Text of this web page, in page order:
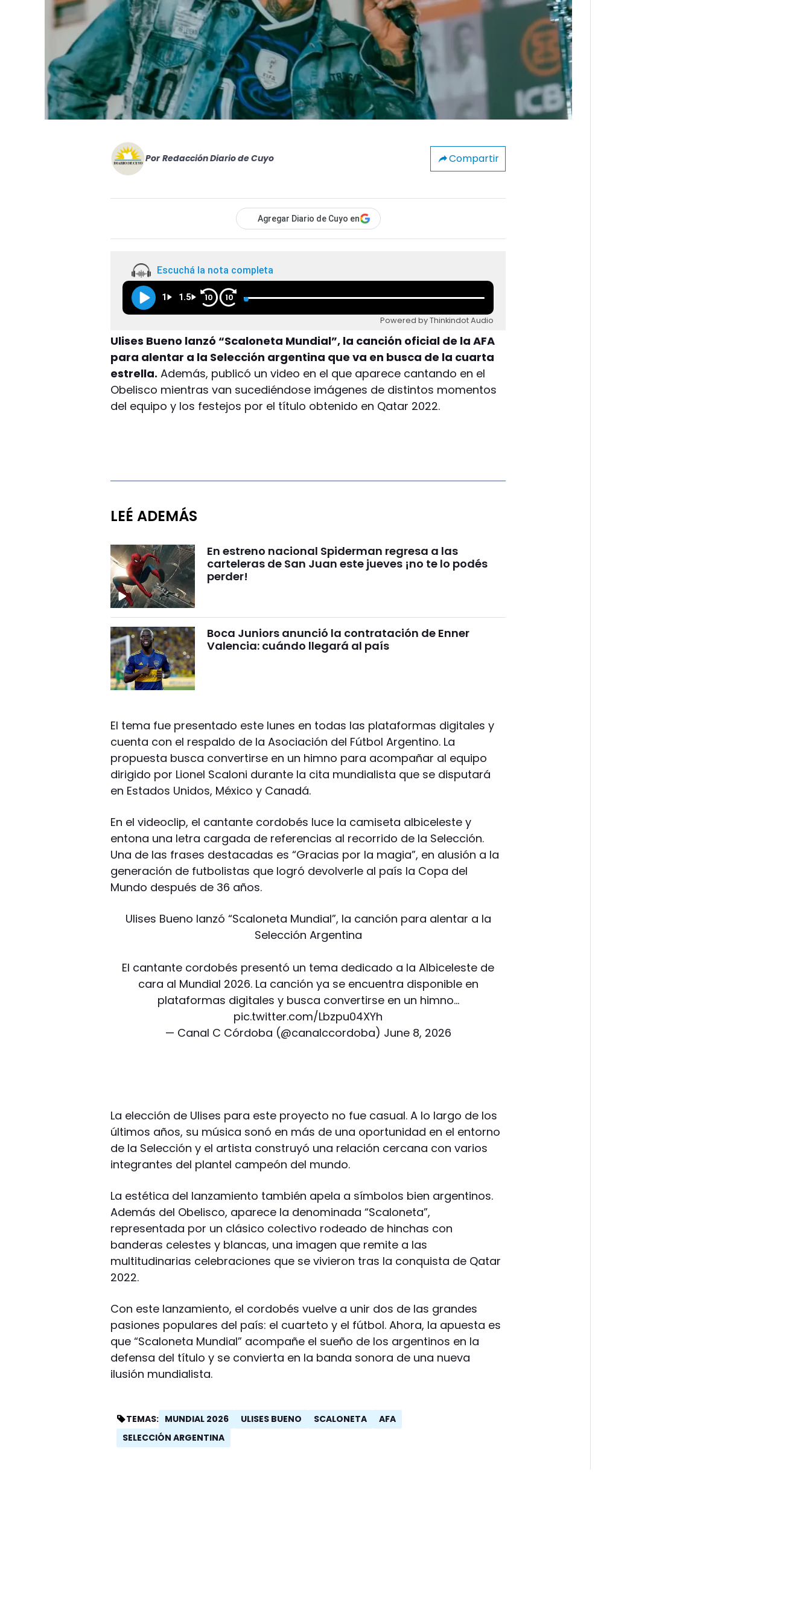
Por Redacción Diario de Cuyo Compartir
Agregar Diario de Cuyo en
Escuchá la nota completa
1 1.5 10 10
Powered by Thinkindot Audio
Ulises Bueno lanzó “Scaloneta Mundial”, la canción oficial de la AFA
para alentar a la Selección argentina que va en busca de la cuarta
estrella. Además, publicó un video en el que aparece cantando en el
Obelisco mientras van sucediéndose imágenes de distintos momentos
del equipo y los festejos por el título obtenido en Qatar 2022.
LEÉ ADEMÁS
En estreno nacional Spiderman regresa a las
carteleras de San Juan este jueves ¡no te lo podés
perder!
Boca Juniors anunció la contratación de Enner
Valencia: cuándo llegará al país
El tema fue presentado este lunes en todas las plataformas digitales y
cuenta con el respaldo de la Asociación del Fútbol Argentino. La
propuesta busca convertirse en un himno para acompañar al equipo
dirigido por Lionel Scaloni durante la cita mundialista que se disputará
en Estados Unidos, México y Canadá.
En el videoclip, el cantante cordobés luce la camiseta albiceleste y
entona una letra cargada de referencias al recorrido de la Selección.
Una de las frases destacadas es “Gracias por la magia”, en alusión a la
generación de futbolistas que logró devolverle al país la Copa del
Mundo después de 36 años.
Ulises Bueno lanzó “Scaloneta Mundial”, la canción para alentar a la
Selección Argentina
El cantante cordobés presentó un tema dedicado a la Albiceleste de
cara al Mundial 2026. La canción ya se encuentra disponible en
plataformas digitales y busca convertirse en un himno…
pic.twitter.com/Lbzpu04XYh
— Canal C Córdoba (@canalccordoba) June 8, 2026
La elección de Ulises para este proyecto no fue casual. A lo largo de los
últimos años, su música sonó en más de una oportunidad en el entorno
de la Selección y el artista construyó una relación cercana con varios
integrantes del plantel campeón del mundo.
La estética del lanzamiento también apela a símbolos bien argentinos.
Además del Obelisco, aparece la denominada “Scaloneta”,
representada por un clásico colectivo rodeado de hinchas con
banderas celestes y blancas, una imagen que remite a las
multitudinarias celebraciones que se vivieron tras la conquista de Qatar
2022.
Con este lanzamiento, el cordobés vuelve a unir dos de las grandes
pasiones populares del país: el cuarteto y el fútbol. Ahora, la apuesta es
que “Scaloneta Mundial” acompañe el sueño de los argentinos en la
defensa del título y se convierta en la banda sonora de una nueva
ilusión mundialista.
TEMAS: MUNDIAL 2026 ULISES BUENO SCALONETA
AFA
SELECCIÓN ARGENTINA